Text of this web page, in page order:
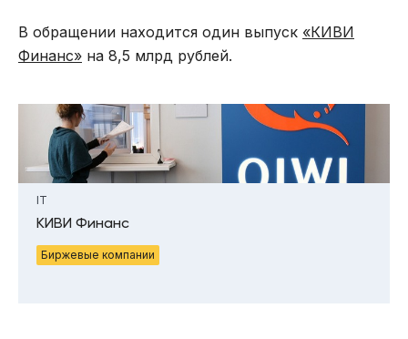
В обращении находится один выпуск «КИВИ
Финанс» на 8,5 млрд рублей.
IT
КИВИ Финанс
Биржевые компании